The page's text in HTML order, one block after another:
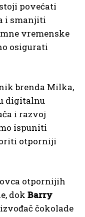
povećati
i smanjiti
vremenske
osigurati
brenda Milka,
digitalnu
i razvoj
ispuniti
otporniji
otpornijih
dok Barry
čokolade